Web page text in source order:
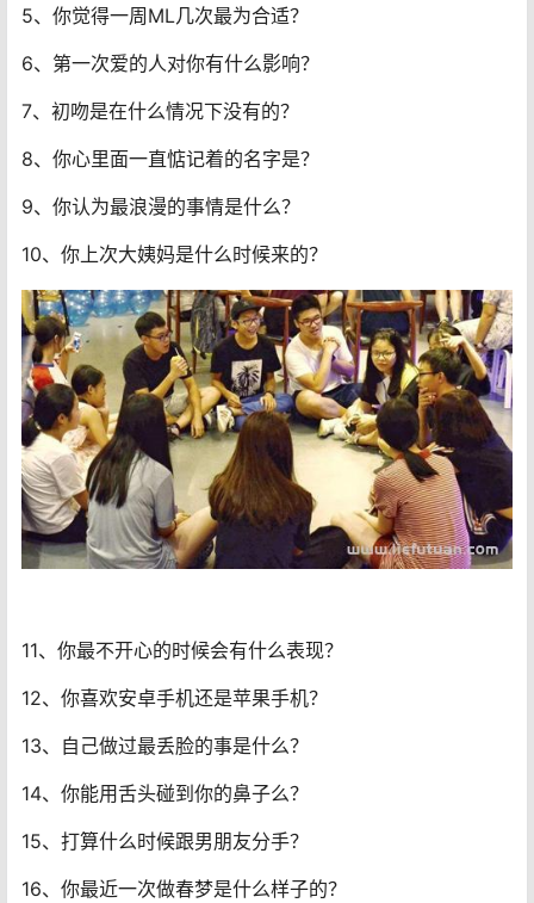
5、你觉得一周ML几次最为合适？
6、第一次爱的人对你有什么影响？
7、初吻是在什么情况下没有的？
8、你心里面一直惦记着的名字是？
9、你认为最浪漫的事情是什么？
10、你上次大姨妈是什么时候来的？
11、你最不开心的时候会有什么表现？
12、你喜欢安卓手机还是苹果手机？
13、自己做过最丢脸的事是什么？
14、你能用舌头碰到你的鼻子么？
15、打算什么时候跟男朋友分手？
16、你最近一次做春梦是什么样子的？